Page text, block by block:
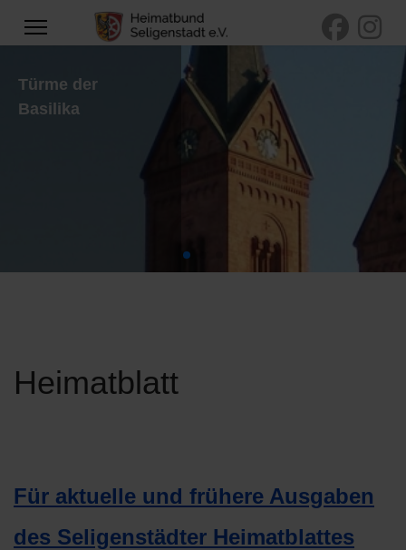
Türme der
Basilika
Heimatblatt
Für aktuelle und frühere Ausgaben
des Seligenstädter Heimatblattes